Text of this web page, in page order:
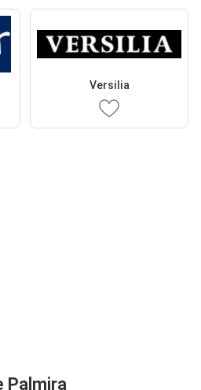
Versilia
Palmira